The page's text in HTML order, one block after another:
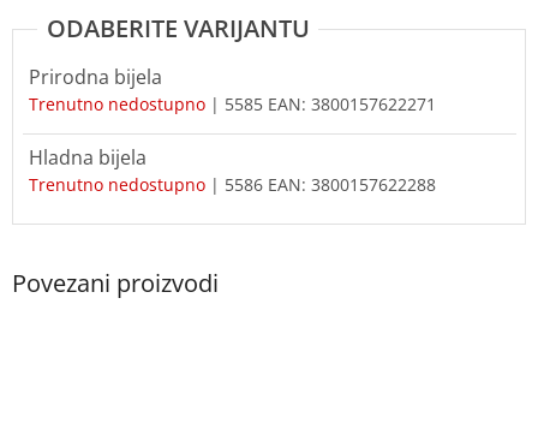
Prirodna bijela
Trenutno nedostupno | 5585 EAN: 3800157622271
Hladna bijela
Trenutno nedostupno | 5586 EAN: 3800157622288